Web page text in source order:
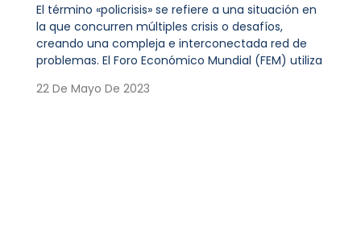
El término «policrisis» se refiere a una situación en
la que concurren múltiples crisis o desafíos,
creando una compleja e interconectada red de
problemas. El Foro Económico Mundial (FEM) utiliza
22 De Mayo De 2023